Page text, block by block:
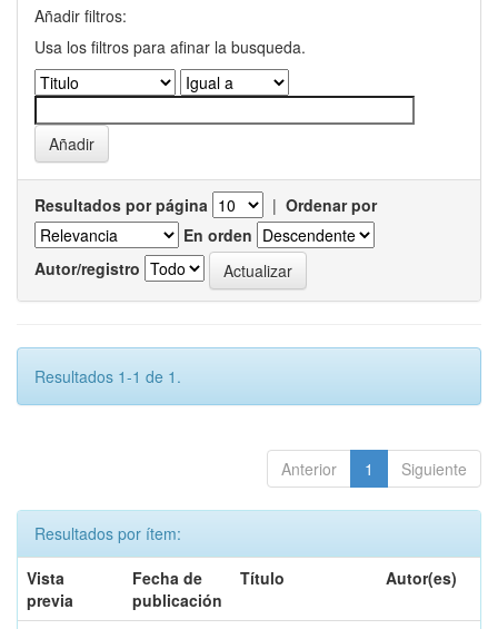
Añadir filtros:
Usa los filtros para afinar la busqueda.
Resultados por página | Ordenar por
En orden
Autor/registro
Resultados 1-1 de 1.
Anterior 1 Siguiente
Resultados por ítem:
Vista
previa
Fecha de
publicación
Título Autor(es)